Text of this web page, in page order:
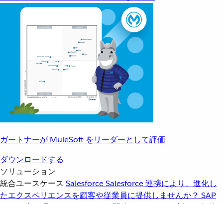
ガートナーが MuleSoft をリーダーとして評価
ダウンロードする
ソリューション
統合ユースケース SalesforceSalesforce 連携により、進化し
たエクスペリエンスを顧客や従業員に提供しませんか？ SAP